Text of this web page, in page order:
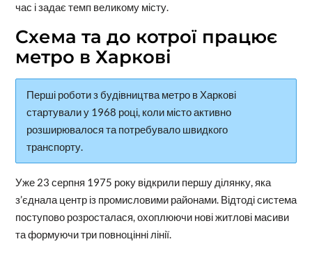
час і задає темп великому місту.
Схема та до котрої працює
метро в Харкові
Перші роботи з будівництва метро в Харкові
стартували у 1968 році, коли місто активно
розширювалося та потребувало швидкого
транспорту.
Уже 23 серпня 1975 року відкрили першу ділянку, яка
з’єднала центр із промисловими районами. Відтоді система
поступово розросталася, охоплюючи нові житлові масиви
та формуючи три повноцінні лінії.